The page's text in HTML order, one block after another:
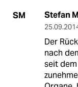
SM Stefan
Der
nach
seit